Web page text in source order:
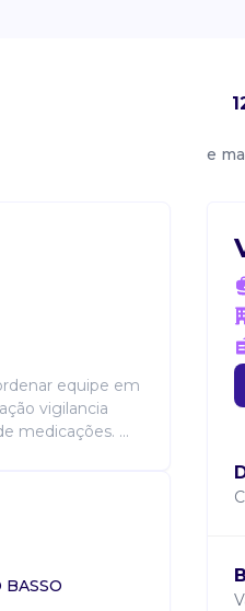
e
equipe em
vigilancia
medicações. ...